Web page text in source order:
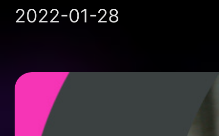
2022-01-28